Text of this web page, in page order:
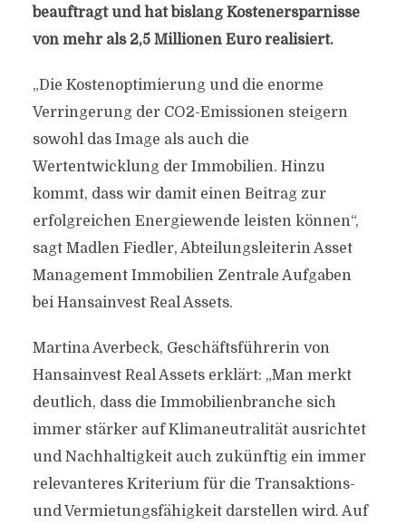
beauftragt und hat bislang Kostenersparnisse
von mehr als 2,5 Millionen Euro realisiert.
„Die Kostenoptimierung und die enorme
Verringerung der CO2-Emissionen steigern
sowohl das Image als auch die
Wertentwicklung der Immobilien. Hinzu
kommt, dass wir damit einen Beitrag zur
erfolgreichen Energiewende leisten können“,
sagt Madlen Fiedler, Abteilungsleiterin Asset
Management Immobilien Zentrale Aufgaben
bei Hansainvest Real Assets.
Martina Averbeck, Geschäftsführerin von
Hansainvest Real Assets erklärt: „Man merkt
deutlich, dass die Immobilienbranche sich
immer stärker auf Klimaneutralität ausrichtet
und Nachhaltigkeit auch zukünftig ein immer
relevanteres Kriterium für die Transaktions-
und Vermietungsfähigkeit darstellen wird. Auf